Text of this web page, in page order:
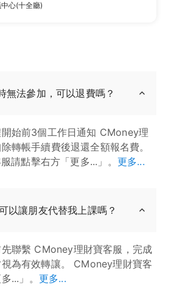
心(十全廳)
無法參加，可以退費嗎？
始前3個工作日通知 CMoney理
轉帳手續費後退還全額報名費。
請點擊右方「更多...」。 更多...
以讓朋友代替我上課嗎？
聯繫 CMoney理財寶客服，完成
為有效轉讓。 CMoney理財寶客
...」。 更多...